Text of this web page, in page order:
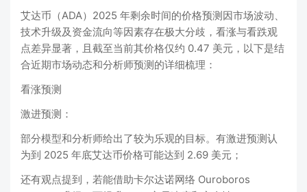
艾达币（ADA）2025 年剩余时间的价格预测因市场波动、
技术升级及资金流向等因素存在极大分歧，看涨与看跌观
点差异显著，且截至当前其价格仅约 0.47 美元，以下是结
合近期市场动态和分析师预测的详细梳理：
看涨预测
激进预测：
部分模型和分析师给出了较为乐观的目标。有激进预测认
为到 2025 年底艾达币价格可能达到 2.69 美元；
还有观点提到，若能借助卡尔达诺网络 Ouroboros